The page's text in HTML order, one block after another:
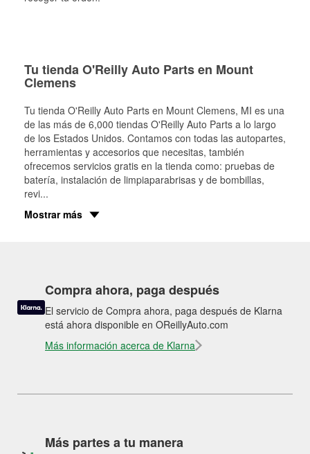
Tu tienda O'Reilly Auto Parts en Mount
Clemens
Tu tienda O'Reilly Auto Parts en Mount Clemens, MI es una
de las más de 6,000 tiendas O'Reilly Auto Parts a lo largo
de los Estados Unidos. Contamos con todas las autopartes,
herramientas y accesorios que necesitas, también
ofrecemos servicios gratis en la tienda como: pruebas de
batería, instalación de limpiaparabrisas y de bombillas,
revi...
Mostrar más
Compra ahora, paga después
El servicio de Compra ahora, paga después de Klarna
está ahora disponible en OReillyAuto.com
Más información acerca de Klarna
Más partes a tu manera